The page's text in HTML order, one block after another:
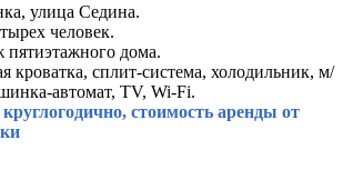
улица Седина.
человек.
пятиэтажного дома.
кроватка, сплит-система, холодильник, м/
автомат, TV, Wi-Fi.
стоимость аренды от